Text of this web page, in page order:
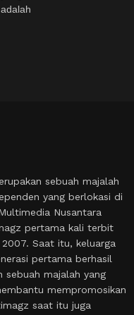
sebuah majalah
yang berlokasi di
Nusantara
pertama kali terbit
Saat itu, keluarga
pertama berhasil
sebuah majalah yang
mempromosikan
saat itu juga